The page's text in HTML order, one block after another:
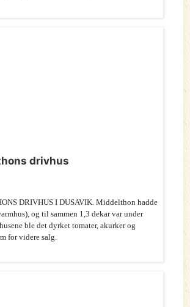
drivhus
DRIVHUS I DUSAVIK. Middelthon hadde
og til sammen 1,3 dekar var under
ble det dyrket tomater, akurker og
for videre salg.